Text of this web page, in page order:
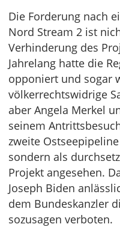
Die Forderung nach
Nord Stream 2 ist
Verhinderung des
Jahrelang hatte die
opponiert und sogar
völkerrechtswidrige
aber Angela Merkel
seinem
zweite
sondern als
Projekt angesehen.
Joseph Biden
dem Bundeskanzler
sozusagen verboten.